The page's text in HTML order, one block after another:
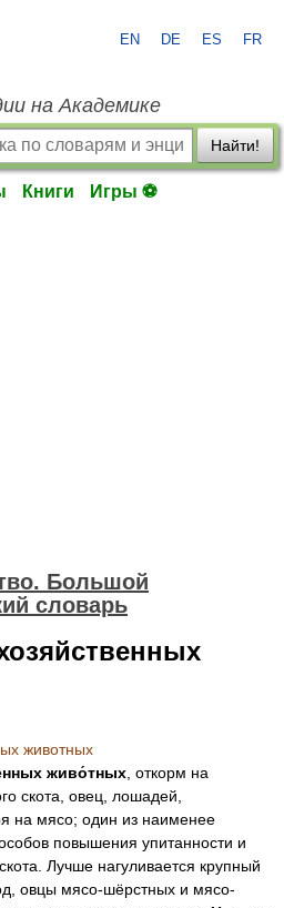
EN DE ES FR
на Академике
Найти!
Книги Игры ⚽
Большой
словарь
животных
живо́тных , откорм на
скота, овец, лошадей,
на мясо; один из наименее
повышения упитанности и
Лучше нагуливается крупный
овцы мясо-шёрстных и мясо-